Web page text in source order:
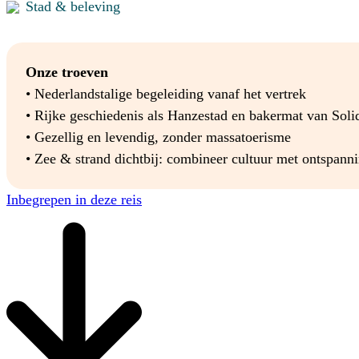
Stad & beleving
Onze troeven
• Nederlandstalige begeleiding vanaf het vertrek
• Rijke geschiedenis als Hanzestad en bakermat van
• Gezellig en levendig, zonder massatoerisme
• Zee & strand dichtbij: combineer cultuur met
Inbegrepen in deze reis